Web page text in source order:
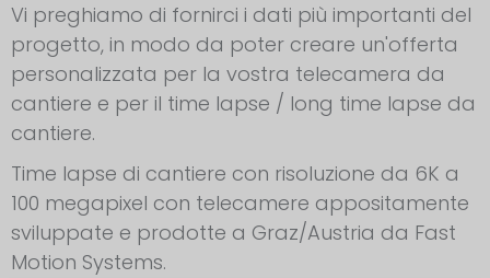
Vi preghiamo di fornirci i dati più importanti del
progetto, in modo da poter creare un'offerta
personalizzata per la vostra telecamera da
cantiere e per il time lapse / long time lapse da
cantiere.
Time lapse di cantiere con risoluzione da 6K a
100 megapixel con telecamere appositamente
sviluppate e prodotte a Graz/Austria da Fast
Motion Systems.